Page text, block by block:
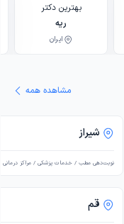
بهترین دکتر
ریه
ایران
مشاهده همه
شیراز
نوبت‌دهی مطب / خدمات پزشکی / مراکز درمانی
قم